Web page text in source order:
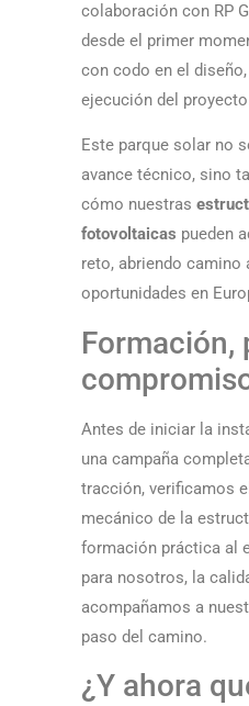
colaboración con RP
desde el primer
con codo en el
ejecución del
Este parque solar no
avance técnico, sino
cómo nuestras
fotovoltaicas pueden
reto, abriendo camino
oportunidades en
Formación,
Antes de iniciar la
una campaña
tracción, verificamos
mecánico de la
formación práctica al
para nosotros, la
acompañamos a
paso del camino.
¿Y ahora